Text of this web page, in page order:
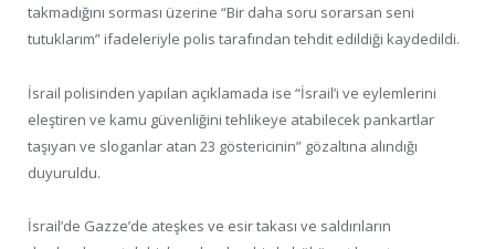
takmadığını sorması üzerine “Bir daha soru sorarsan seni
tutuklarım” ifadeleriyle polis tarafından tehdit edildiği kaydedildi.
İsrail polisinden yapılan açıklamada ise “İsrail’i ve eylemlerini
eleştiren ve kamu güvenliğini tehlikeye atabilecek pankartlar
taşıyan ve sloganlar atan 23 göstericinin” gözaltına alındığı
duyuruldu.
İsrail’de Gazze’de ateşkes ve esir takası ve saldırıların